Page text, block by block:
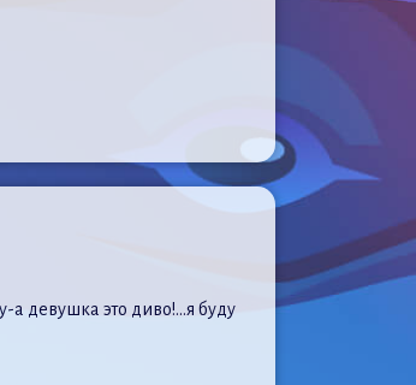
девушка это диво!…я буду